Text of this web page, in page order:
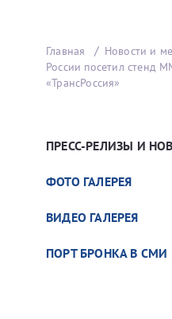
Главная Новости и
России посетил стенд
«ТрансРоссия»
ПРЕСС-РЕЛИЗЫ И
ФОТО ГАЛЕРЕЯ
ВИДЕО ГАЛЕРЕЯ
ПОРТ БРОНКА В СМИ